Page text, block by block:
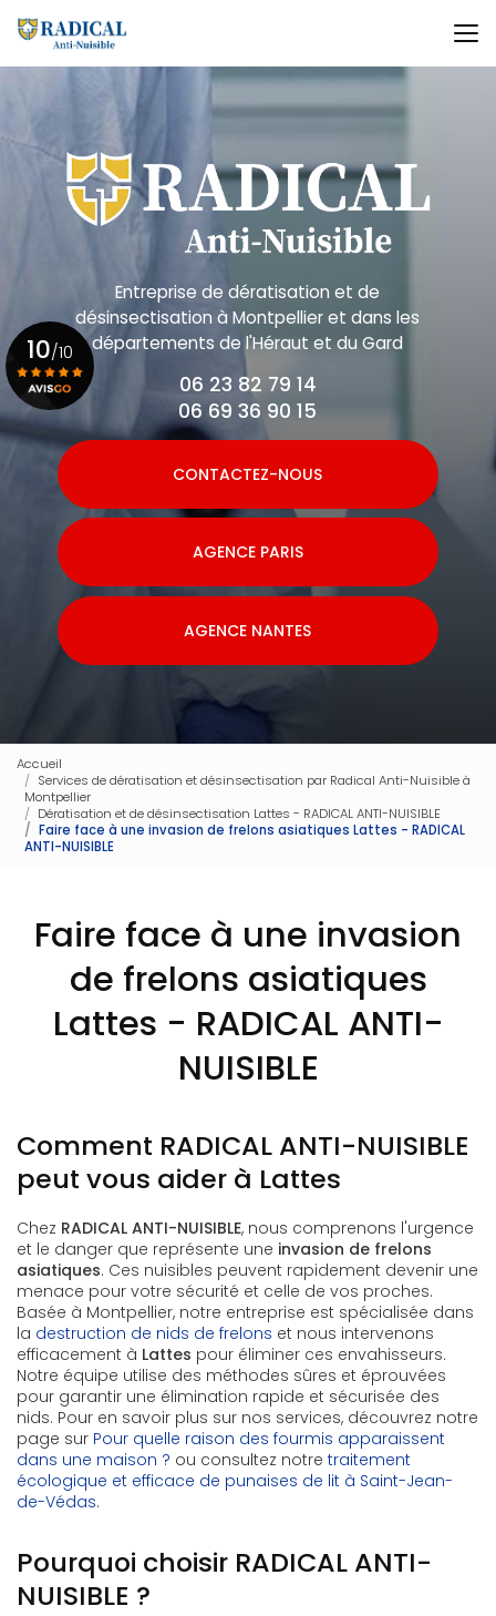
au
contenu
principal
Entreprise de dératisation et de
désinsectisationà Montpellier et dans les
départements de l'Héraut et du Gard
06 23 82 79 14
06 69 36 90 15
CONTACTEZ-NOUS
AGENCE PARIS
AGENCE NANTES
10/10
Voir le certificat
Accueil
Services de dératisation et désinsectisation par Radical Anti-Nuisible à
Montpellier
Dératisation et de désinsectisation Lattes - RADICAL ANTI-NUISIBLE
Faire face à une invasion de frelons asiatiques Lattes - RADICAL
ANTI-NUISIBLE
Faire face à une invasion
de frelons asiatiques
Lattes - RADICAL ANTI-
NUISIBLE
Comment RADICAL ANTI-NUISIBLE
peut vous aider à Lattes
Chez RADICAL ANTI-NUISIBLE, nous comprenons l'urgence
et le danger que représente une invasion de frelons
asiatiques. Ces nuisibles peuvent rapidement devenir une
menace pour votre sécurité et celle de vos proches.
Basée à Montpellier, notre entreprise est spécialisée dans
la destruction de nids de frelons et nous intervenons
efficacement à Lattes pour éliminer ces envahisseurs.
Notre équipe utilise des méthodes sûres et éprouvées
pour garantir une élimination rapide et sécurisée des
nids. Pour en savoir plus sur nos services, découvrez notre
page sur Pour quelle raison des fourmis apparaissent
dans une maison ? ou consultez notre traitement
écologique et efficace de punaises de lit à Saint-Jean-
de-Védas.
Pourquoi choisir RADICAL ANTI-
NUISIBLE ?